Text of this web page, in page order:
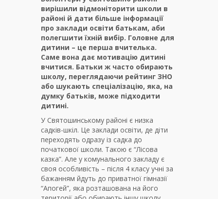
вирішили відмоніторити школи в
районі й дати більше інформації
про заклади освіти батькам, аби
полегшити їхній вибір. Головне для
дитини – це перша вчителька.
Саме вона дає мотивацію дитині
вчитися. Батьки ж часто обирають
школу, переглядаючи рейтинг ЗНО
або шукають спеціалізацію, яка, на
думку батьків, може підходити
дитині.
У Святошинському районі є низка
садків-шкіл. Це заклади освіти, де діти
переходять одразу із садка до
початкової школи. Такою є “Лісова
казка”. Але у комунального закладу є
своя особливість – після 4 класу учні за
бажанням йдуть до приватної гімназії
“Апогей”, яка розташована на його